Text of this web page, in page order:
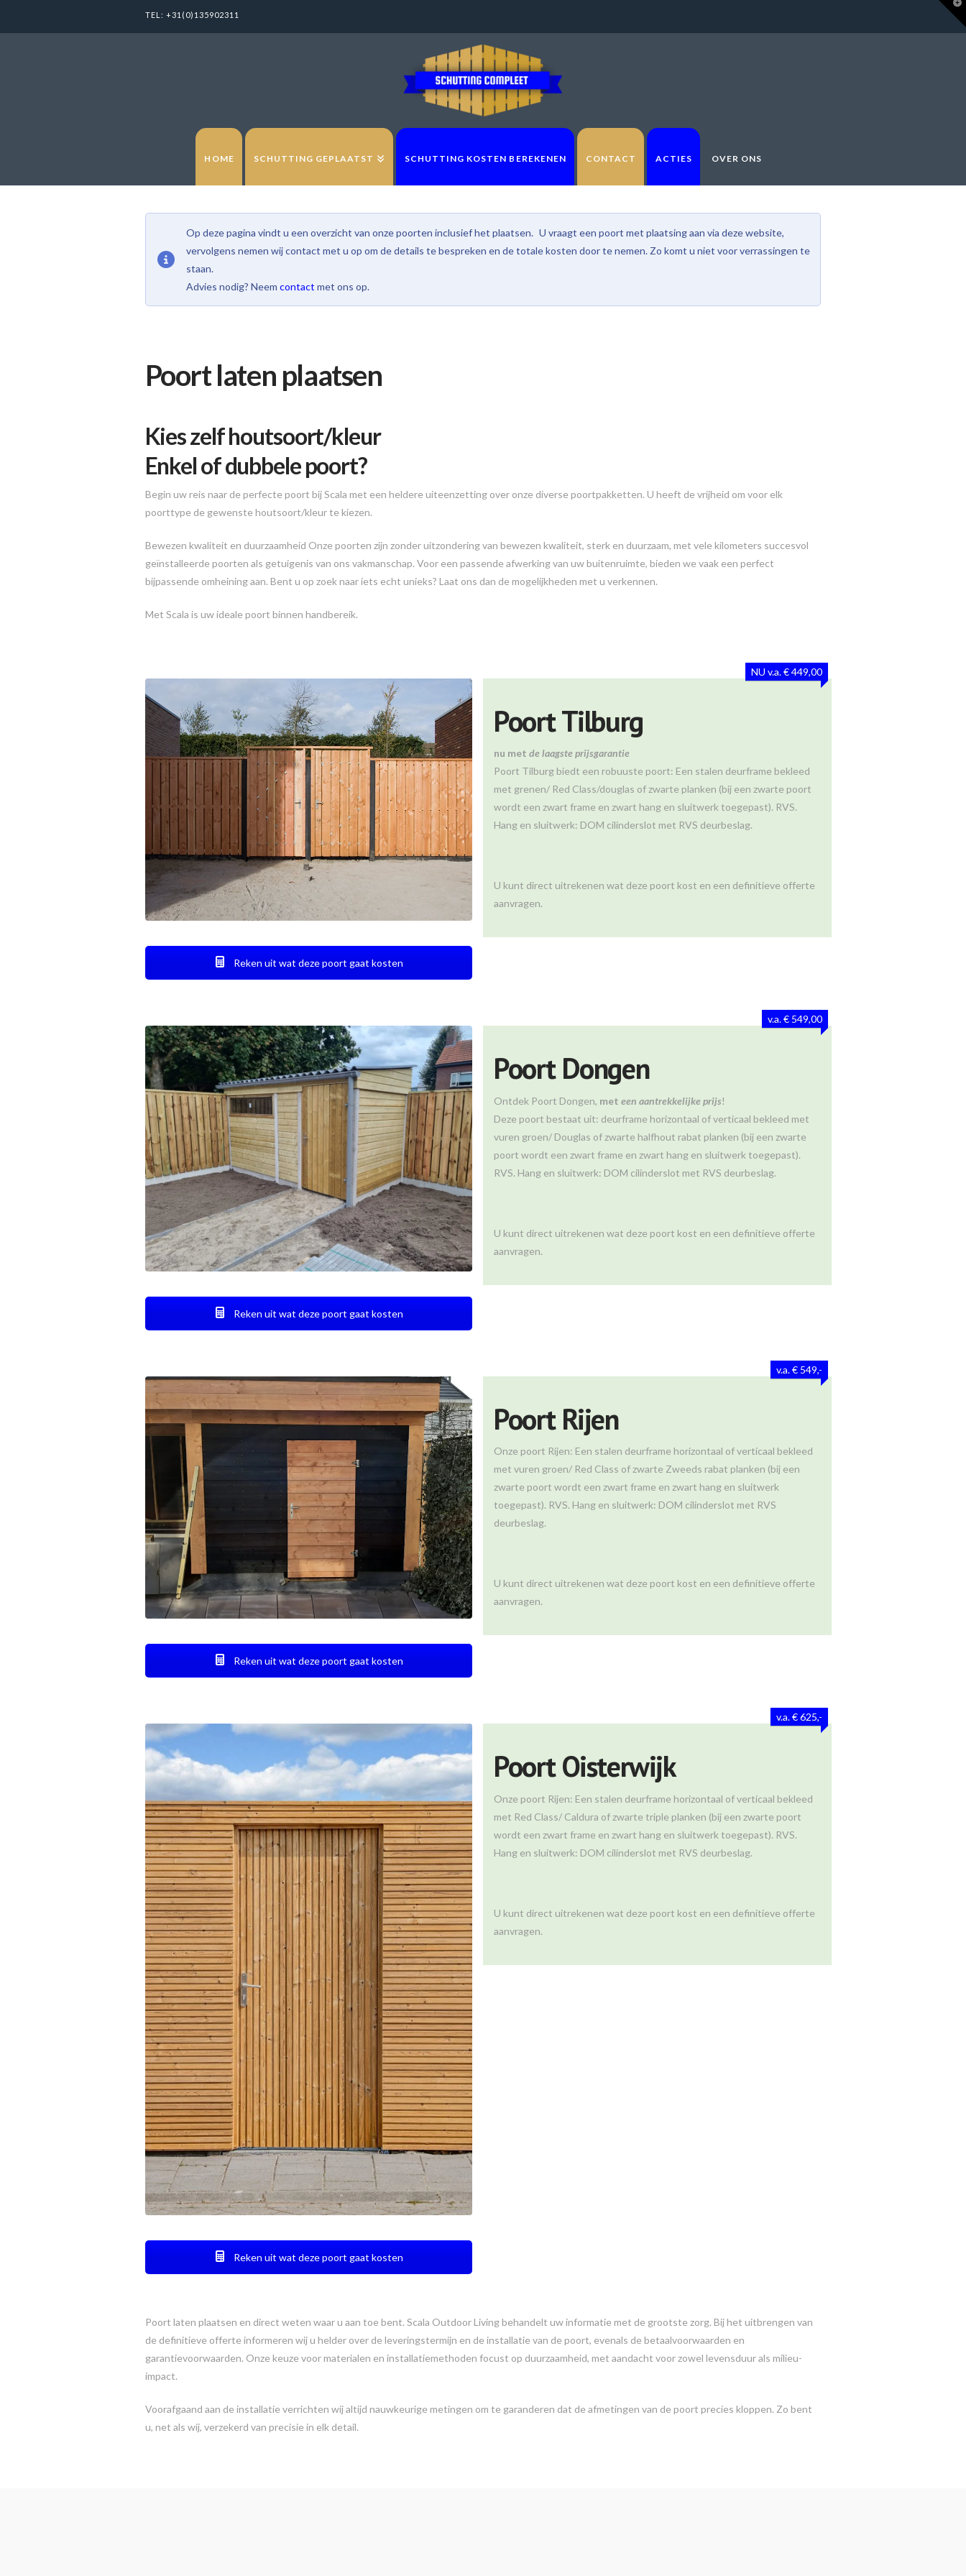
TEL: +31(0)135902311
HOME SCHUTTING GEPLAATST SCHUTTING KOSTEN BEREKENEN CONTACT ACTIES OVER ONS
Op deze pagina vindt u een overzicht van onze poorten inclusief het plaatsen. U vraagt een poort met plaatsing aan via deze website,
vervolgens nemen wij contact met u op om de details te bespreken en de totale kosten door te nemen. Zo komt u niet voor verrassingen te
staan.
Advies nodig? Neem contact met ons op.
Poort laten plaatsen
Kies zelf houtsoort/kleur
Enkel of dubbele poort?
Begin uw reis naar de perfecte poort bij Scala met een heldere uiteenzetting over onze diverse poortpakketten. U heeft de vrijheid om voor elk
poorttype de gewenste houtsoort/kleur te kiezen.
Bewezen kwaliteit en duurzaamheid Onze poorten zijn zonder uitzondering van bewezen kwaliteit, sterk en duurzaam, met vele kilometers succesvol
geïnstalleerde poorten als getuigenis van ons vakmanschap. Voor een passende afwerking van uw buitenruimte, bieden we vaak een perfect
bijpassende omheining aan. Bent u op zoek naar iets echt unieks? Laat ons dan de mogelijkheden met u verkennen.
Met Scala is uw ideale poort binnen handbereik.
NU v.a. € 449,00
Reken uit wat deze poort gaat kosten
Poort Tilburg
nu met de laagste prijsgarantie
Poort Tilburg biedt een robuuste poort: Een stalen deurframe bekleed
met grenen/ Red Class/douglas of zwarte planken (bij een zwarte poort
wordt een zwart frame en zwart hang en sluitwerk toegepast). RVS.
Hang en sluitwerk: DOM cilinderslot met RVS deurbeslag.
U kunt direct uitrekenen wat deze poort kost en een definitieve offerte
aanvragen.
v.a. € 549,00
Reken uit wat deze poort gaat kosten
Poort Dongen
Ontdek Poort Dongen, met een aantrekkelijke prijs!
Deze poort bestaat uit: deurframe horizontaal of verticaal bekleed met
vuren groen/ Douglas of zwarte halfhout rabat planken (bij een zwarte
poort wordt een zwart frame en zwart hang en sluitwerk toegepast).
RVS. Hang en sluitwerk: DOM cilinderslot met RVS deurbeslag.
U kunt direct uitrekenen wat deze poort kost en een definitieve offerte
aanvragen.
v.a. € 549,-
Reken uit wat deze poort gaat kosten
Poort Rijen
Onze poort Rijen: Een stalen deurframe horizontaal of verticaal bekleed
met vuren groen/ Red Class of zwarte Zweeds rabat planken (bij een
zwarte poort wordt een zwart frame en zwart hang en sluitwerk
toegepast). RVS. Hang en sluitwerk: DOM cilinderslot met RVS
deurbeslag.
U kunt direct uitrekenen wat deze poort kost en een definitieve offerte
aanvragen.
v.a. € 625,-
Reken uit wat deze poort gaat kosten
Poort Oisterwijk
Onze poort Rijen: Een stalen deurframe horizontaal of verticaal bekleed
met Red Class/ Caldura of zwarte triple planken (bij een zwarte poort
wordt een zwart frame en zwart hang en sluitwerk toegepast). RVS.
Hang en sluitwerk: DOM cilinderslot met RVS deurbeslag.
U kunt direct uitrekenen wat deze poort kost en een definitieve offerte
aanvragen.
Poort laten plaatsen en direct weten waar u aan toe bent. Scala Outdoor Living behandelt uw informatie met de grootste zorg. Bij het uitbrengen van
de definitieve offerte informeren wij u helder over de leveringstermijn en de installatie van de poort, evenals de betaalvoorwaarden en
garantievoorwaarden. Onze keuze voor materialen en installatiemethoden focust op duurzaamheid, met aandacht voor zowel levensduur als milieu-
impact.
Voorafgaand aan de installatie verrichten wij altijd nauwkeurige metingen om te garanderen dat de afmetingen van de poort precies kloppen. Zo bent
u, net als wij, verzekerd van precisie in elk detail.